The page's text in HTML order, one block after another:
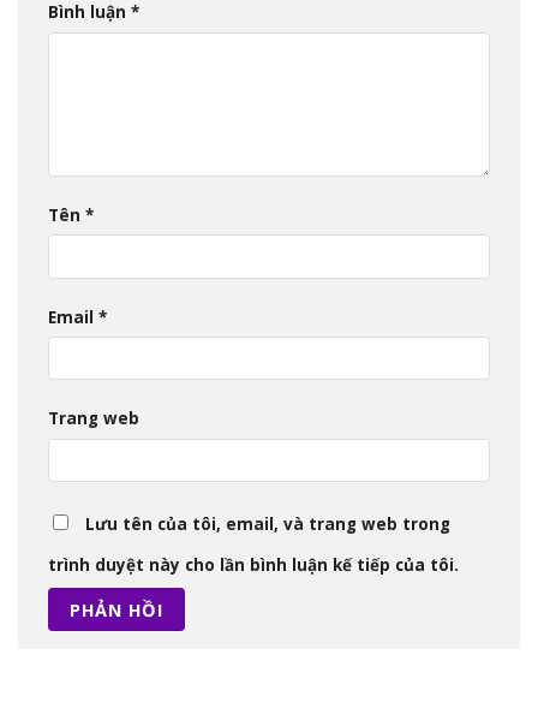
Bình luận *
Tên *
Email *
Trang web
Lưu tên của tôi, email, và trang web trong
trình duyệt này cho lần bình luận kế tiếp của tôi.